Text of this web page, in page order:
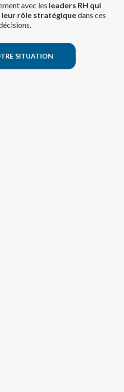
avec les leaders RH qui
rôle stratégiquedans ces
SITUATION